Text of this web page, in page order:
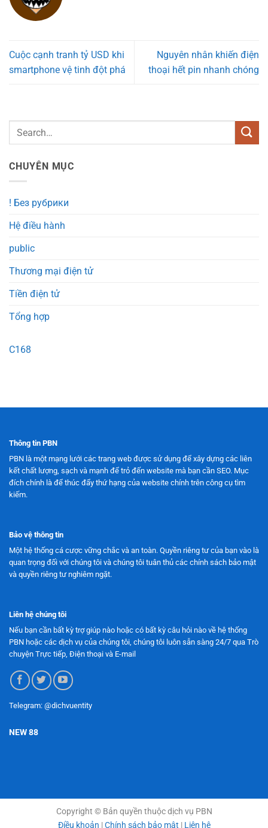
Cuộc cạnh tranh tỷ USD khi
smartphone vệ tinh đột phá
Nguyên nhân khiến điện
thoại hết pin nhanh chóng
CHUYÊN MỤC
! Без рубрики
Hệ điều hành
public
Thương mại điện tử
Tiền điện tử
Tổng hợp
C168
Thông tin PBN
PBN là một mạng lưới các trang web được sử dụng để xây dựng các liên
kết chất lượng, sạch và mạnh để trỏ đến website mà bạn cần SEO. Mục
đích chính là để thúc đẩy thứ hạng của website chính trên công cụ tìm
kiếm.
Bảo vệ thông tin
Một hệ thống cá cược vững chắc và an toàn. Quyền riêng tư của bạn vào là
quan trọng đối với chúng tôi và chúng tôi tuân thủ các chính sách bảo mật
và quyền riêng tư nghiêm ngặt.
Liên hệ chúng tôi
Nếu bạn cần bất kỳ trợ giúp nào hoặc có bất kỳ câu hỏi nào về hệ thống
PBN hoặc các dịch vụ của chúng tôi, chúng tôi luôn sẵn sàng 24/7 qua Trò
chuyện Trực tiếp, Điện thoại và E-mail
Telegram: @dichvuentity
NEW 88
Copyright © Bản quyền thuộc dịch vụ PBN
Điều khoản |Chính sách bảo mật | Liên hệ